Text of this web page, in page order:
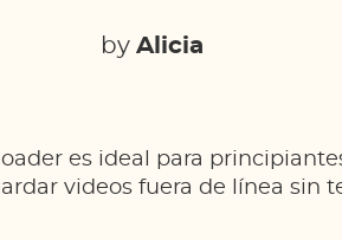
by Alicia
es ideal para
videos fuera de línea sin